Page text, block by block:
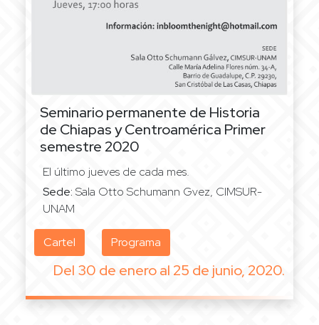
Seminario permanente de Historia
de Chiapas y Centroamérica Primer
semestre 2020
El último jueves de cada mes.
Sede: Sala Otto Schumann Gvez, CIMSUR-
UNAM
Cartel Programa
Del 30 de enero al 25 de junio, 2020.